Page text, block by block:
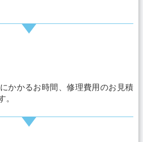
かかるお時間、修理費用のお見積
。